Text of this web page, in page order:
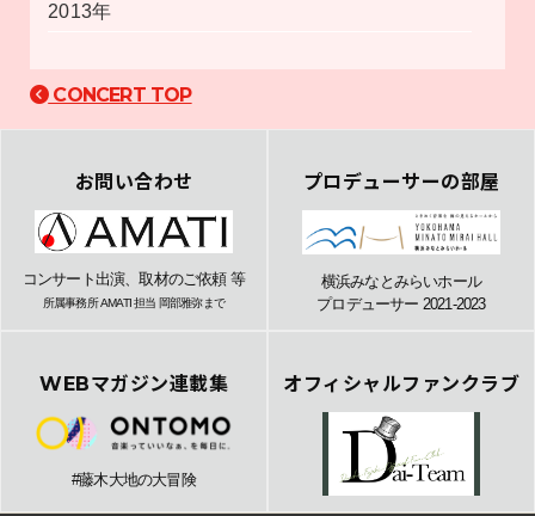
2013年
CONCERT TOP
お問い合わせ
コンサート出演、取材のご依頼 等
所属事務所 AMATI 担当 岡部雅弥まで
プロデューサーの部屋
横浜みなとみらいホール
プロデューサー 2021-2023
WEBマガジン連載集
#藤木大地の大冒険
オフィシャルファンクラブ